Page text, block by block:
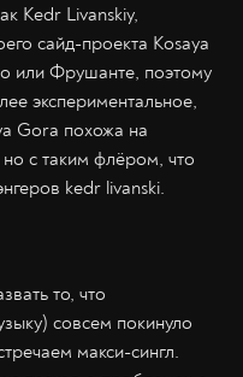
Kedr Livanskiy,
сайд-проекта Kosaya
или Фрушанте, поэтому
экспериментальное,
Gora похожа на
с таким флёром, что
kedr livanski.
то, что
совсем покинуло
макси-сингл.